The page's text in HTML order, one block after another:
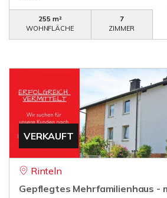
255 m²
WOHNFLÄCHE
7
ZIMMER
VERKAUFT
Rinteln
Gepflegtes Mehrfamilienhaus -